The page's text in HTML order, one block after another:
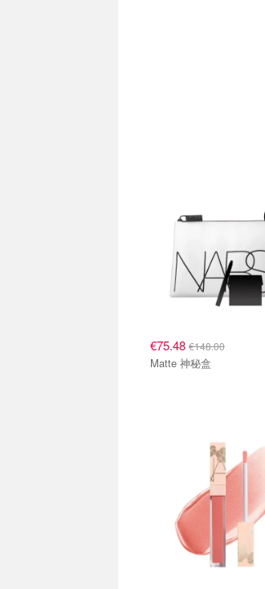
€75.48 €148.00
Matte 神秘盒